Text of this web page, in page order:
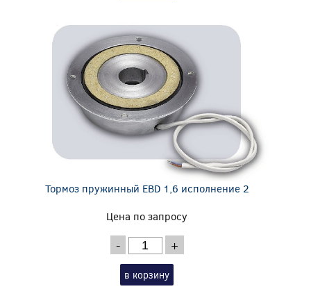
Тормоз пружинный EBD 1,6 исполнение 2
Цена по запросу
- +
в корзину